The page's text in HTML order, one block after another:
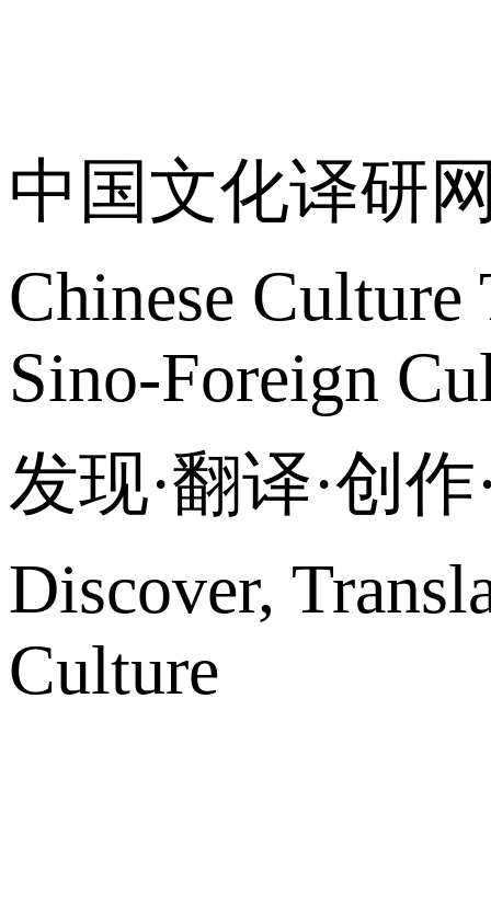
中国文化译研
Chinese
Sino-Foreign
发现·翻译·创
Discover,
Culture